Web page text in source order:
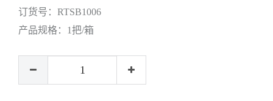
订货号： RTSB1006
产品规格： 1把/箱